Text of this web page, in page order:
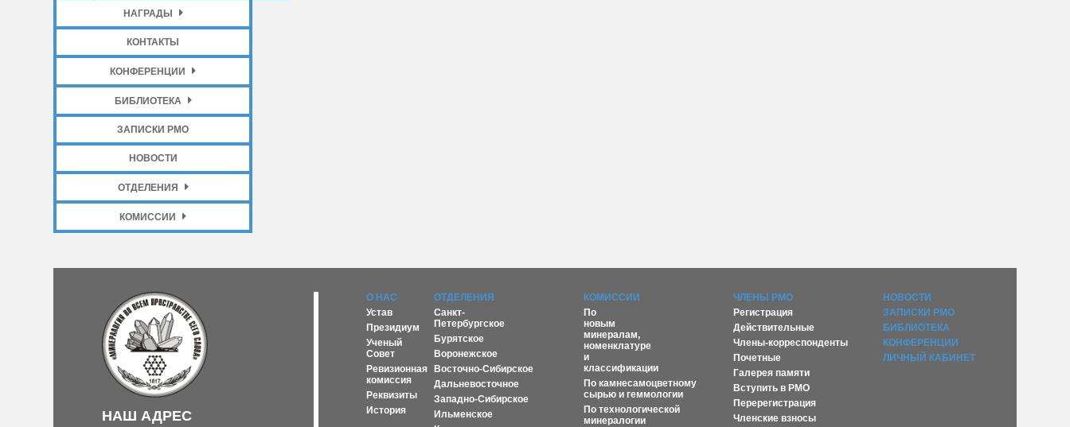
НАГРАДЫ
КОНТАКТЫ
КОНФЕРЕНЦИИ
БИБЛИОТЕКА
ЗАПИСКИ РМО
НОВОСТИ
ОТДЕЛЕНИЯ
КОМИССИИ
НАШ АДРЕС
О НАС
Устав
Президиум
Ученый
Совет
Ревизионная
комиссия
Реквизиты
История
ОТДЕЛЕНИЯ
Санкт-
Петербургское
Бурятское
Воронежское
Восточно-Сибирское
Дальневосточное
Западно-Сибирское
Ильменское
КОМИССИИ
По
новым
минералам,
номенклатуре
и
классификации
По камнесамоцветному
сырью и геммологии
По технологической
минералогии
ЧЛЕНЫ РМО
Регистрация
Действительные
Члены-корреспонденты
Почетные
Галерея памяти
Вступить в РМО
Перерегистрация
Членские взносы
НОВОСТИ
ЗАПИСКИ РМО
БИБЛИОТЕКА
КОНФЕРЕНЦИИ
ЛИЧНЫЙ КАБИНЕТ